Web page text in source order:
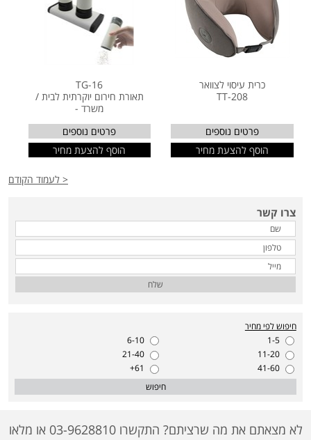
כרית עיסוי לצוואר
TT-208
פרטים נוספים
הוסף להצעת מחיר
TG-16
תאורת חירום יוקרתית לבית /
משרד -
פרטים נוספים
הוסף להצעת מחיר
< לעמוד הקודם
צרו קשר
שלח
חיפוש לפי מחיר
1-5
6-10
11-20
21-40
41-60
61+
חיפוש
לא מצאתם את מה שרציתם? התקשרו 03-9628810 או מלאו